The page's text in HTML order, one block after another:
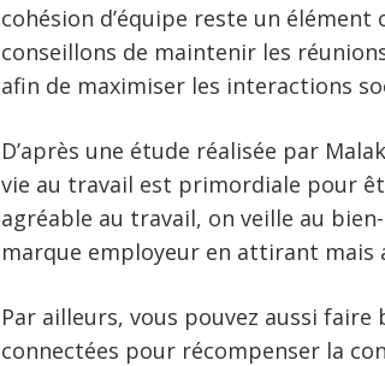
cohésion d’équipe reste un
conseillons de maintenir les
afin de maximiser les interactions
D’après une étude réalisée par
vie au travail est primordiale pour
agréable au travail, on veille au
marque employeur en attirant mais
Par ailleurs, vous pouvez aussi faire
connectées pour récompenser la